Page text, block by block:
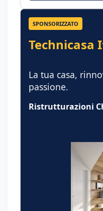
SPONSORIZZATO
Technicasa
La tua casa,
passione.
Ristrutturazioni